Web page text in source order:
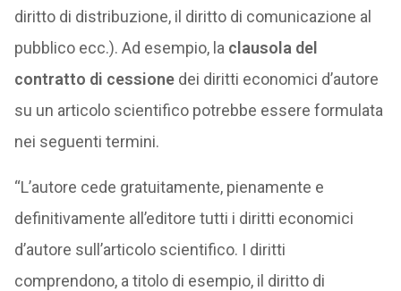
diritto di distribuzione, il diritto di comunicazione al
pubblico ecc.). Ad esempio, la clausola del
contratto di cessionedei diritti economici d’autore
su un articolo scientifico potrebbe essere formulata
nei seguenti termini.
“L’autore cede gratuitamente, pienamente e
definitivamente all’editore tutti i diritti economici
d’autore sull’articolo scientifico. I diritti
comprendono, a titolo di esempio, il diritto di